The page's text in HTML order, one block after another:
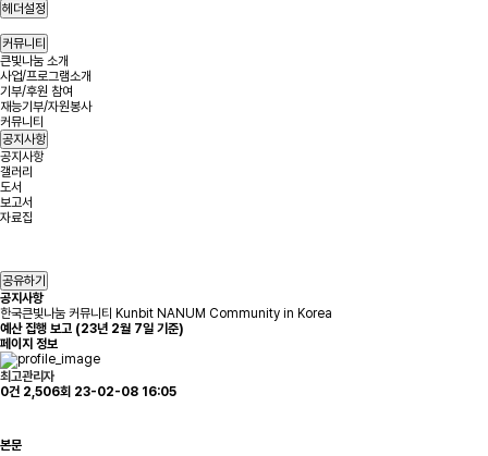
헤더설정
커뮤니티
큰빛나눔 소개
사업/프로그램소개
기부/후원 참여
재능기부/자원봉사
커뮤니티
공지사항
공지사항
갤러리
도서
보고서
자료집
공유하기
공지사항
한국큰빛나눔 커뮤니티 Kunbit NANUM Community in Korea
예산 집행 보고 (23년 2월 7일 기준)
페이지 정보
최고관리자
0건 2,506회 23-02-08 16:05
본문